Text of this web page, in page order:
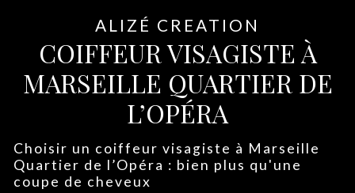
ALIZÉ CREATION
COIFFEUR VISAGISTE À
MARSEILLE QUARTIER DE
L’OPÉRA
Choisir un coiffeur visagiste à Marseille
Quartier de l’Opéra : bien plus qu'une
coupe de cheveux